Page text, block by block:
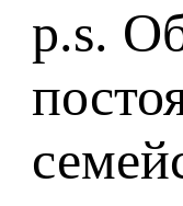
p.s.